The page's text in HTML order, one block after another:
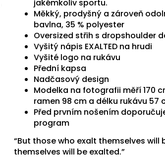
jakémkoliv sportu.
Měkký, prodyšný a zároveň
bavlna, 35 % polyester
Oversized střih s dropshoulder
Vyšitý nápis EXALTED na hrudi
Vyšité logo na rukávu
Přední kapsa
Nadčasový design
Modelka na fotografii měří 170
ramen 98 cm a délku rukávu 57
Před prvním nošením
program
“But those who exalt themselves
themselves will be exalted.”